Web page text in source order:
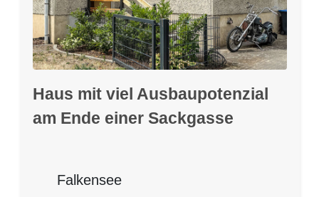
Haus mit viel Ausbaupotenzial
am Ende einer Sackgasse
Falkensee